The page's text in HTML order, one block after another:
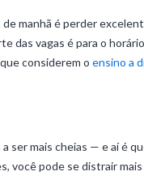
manhã é perder
das vagas é para o
considerem oensino a
ser mais cheias — e aí é
você pode se distrair